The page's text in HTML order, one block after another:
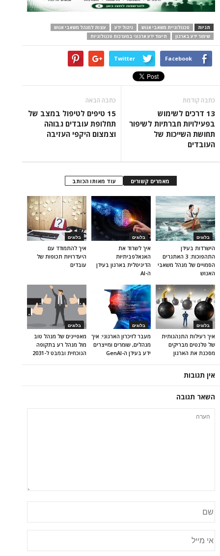
תגיות טכנולוגיית משאבי אנוש ניהול ידע
עצות למנהל משאבי אנוש
שימור ידע בארגון
תיעוד ידע ארגוני במערכות טכנולוגיות
Facebook
Twitter
כתבה קודמת
13 דרכים לשימוש
בפעילויות חברתיות לשיפור
תחושת השייכות של
העובדים
כתבה הבאה
15 טיפים לטיפול במצב של
תחלופת עובדים גבוהה
וצמצום היקפי העזיבה
מאמרים קשורים עוד מאותו הכותב
בלוגים
איך להתמודד עם
היעדרויות תכופות של
עובדים
בלוגים
איך לשרוד את
האנאלפביתיוּת
הדיגיטלית בארגון בעידן
ה-AI
בלוגים
הישרדות בעידן
התהפוכות: 3 האתגרים
הסמויים של מנהל משאבי
האנוש
בלוגים
מאפיינים של מנהל טוב
מול מנהל רע בתקופה
הנוכחית ובמבט ל-2031
בלוגים
מעבר לזיכרון הארגוני: איך
מנהלים, שומרים ומייצרים
ידע בעידן ה-GenAI
בלוגים
איך רעילות התנהגותית
של טלנטים מבריקים
מסכנת את הארגון
אין תגובות
השאר תגובה